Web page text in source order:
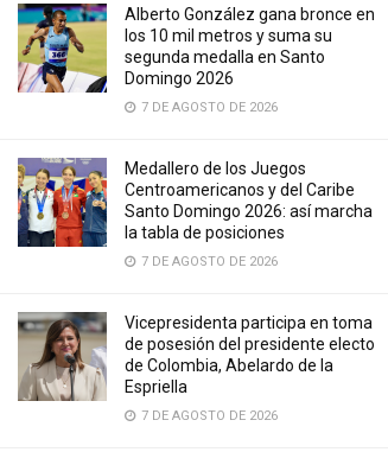
Alberto González gana bronce en
los 10 mil metros y suma su
segunda medalla en Santo
Domingo 2026
7 DE AGOSTO DE 2026
Medallero de los Juegos
Centroamericanos y del Caribe
Santo Domingo 2026: así marcha
la tabla de posiciones
7 DE AGOSTO DE 2026
Vicepresidenta participa en toma
de posesión del presidente electo
de Colombia, Abelardo de la
Espriella
7 DE AGOSTO DE 2026